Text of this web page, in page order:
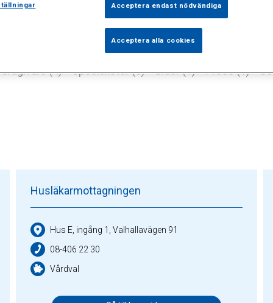
(4) Specialister (0) Sidor (1) Press (1)
Husläkarmottagningen
Hus E, ingång 1, Valhallavägen 91
08-406 22 30
Vårdval
Acceptera endast nödvändiga
Acceptera alla cookies